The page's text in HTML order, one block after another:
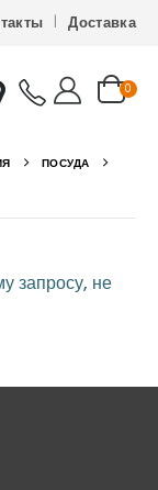
Доставка
0
ПОСУДА
запросу, не